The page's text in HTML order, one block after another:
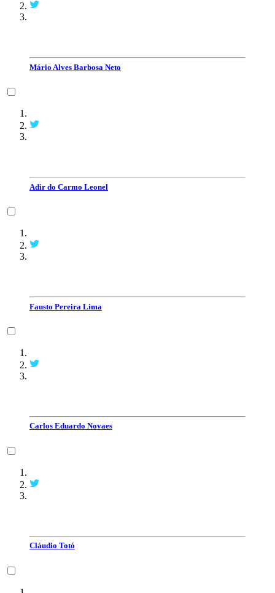
Mário Alves Barbosa Neto
Adir do Carmo Leonel
Fausto Pereira Lima
Carlos Eduardo Novaes
Cláudio Totó